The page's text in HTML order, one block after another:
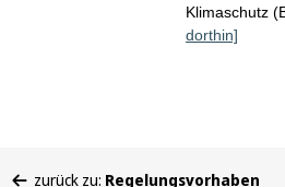
Klimaschutz
dorthin]
zurück zu: Regelungsvorhaben